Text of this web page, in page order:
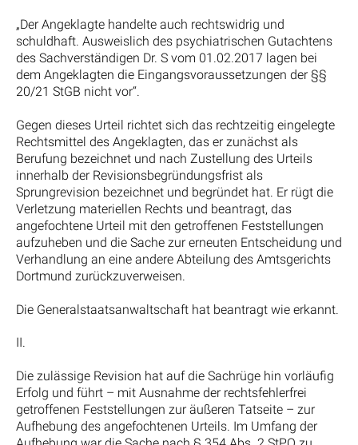
„Der Angeklagte handelte auch rechtswidrig und
schuldhaft. Ausweislich des psychiatrischen Gutachtens
des Sachverständigen Dr. S vom 01.02.2017 lagen bei
dem Angeklagten die Eingangsvoraussetzungen der §§
20/21 StGB nicht vor“.
Gegen dieses Urteil richtet sich das rechtzeitig eingelegte
Rechtsmittel des Angeklagten, das er zunächst als
Berufung bezeichnet und nach Zustellung des Urteils
innerhalb der Revisionsbegründungsfrist als
Sprungrevision bezeichnet und begründet hat. Er rügt die
Verletzung materiellen Rechts und beantragt, das
angefochtene Urteil mit den getroffenen Feststellungen
aufzuheben und die Sache zur erneuten Entscheidung und
Verhandlung an eine andere Abteilung des Amtsgerichts
Dortmund zurückzuverweisen.
Die Generalstaatsanwaltschaft hat beantragt wie erkannt.
II.
Die zulässige Revision hat auf die Sachrüge hin vorläufig
Erfolg und führt – mit Ausnahme der rechtsfehlerfrei
getroffenen Feststellungen zur äußeren Tatseite – zur
Aufhebung des angefochtenen Urteils. Im Umfang der